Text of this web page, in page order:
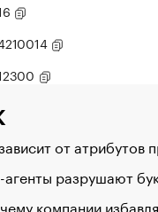
от атрибутов
разрушают
компании